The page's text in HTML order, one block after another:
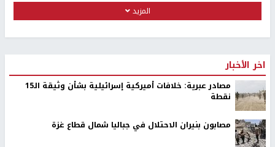
المزيد
اخر الأخبار
مصادر عبرية: خلافات أميركية إسرائيلية بشأن وثيقة الـ15
نقطة
مصابون بنيران الاحتلال في جباليا شمال قطاع غزة